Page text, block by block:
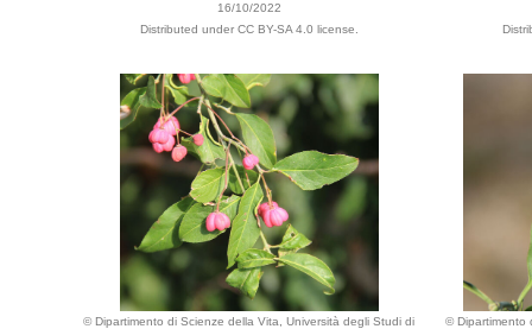
16/10/2022
Distributed under CC BY-SA 4.0 license.
© Dipartimento di Scienze della Vita, Università degli Studi di
© Dipartimento